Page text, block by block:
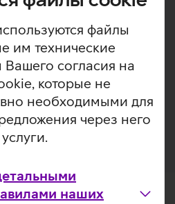
файлы
им технические
согласия на
которые не
необходимыми для
через него
наших
телефон от ударов и
предотвращения
функциональности и
Помимо этого, защитное
слоем, препятствующим
пальцев.